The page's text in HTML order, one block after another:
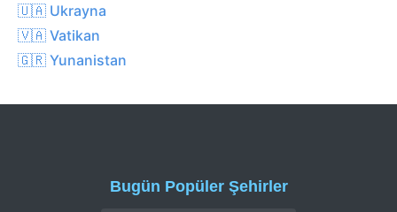
🇺🇦 Ukrayna
🇻🇦 Vatikan
🇬🇷 Yunanistan
Bugün Popüler Şehirler